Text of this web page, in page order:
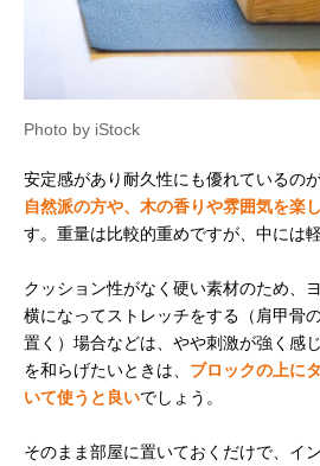
Photo by iStock
安定感があり耐久性にも優れているの
自然派の方や、木の香りや雰囲気を楽
す。重量は比較的重めですが、中には
クッション性がなく硬い素材のため、
横になってストレッチをする（肩甲骨
置く）場合などは、やや刺激が強く感
を和らげたいときは、 ブロックの上に
いて使うと良いでしょう。
そのまま部屋に置いておくだけで、イ